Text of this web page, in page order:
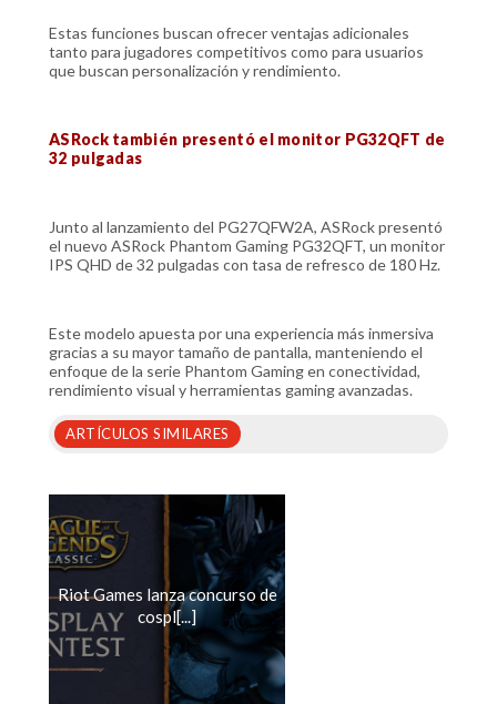
Estas funciones buscan ofrecer ventajas adicionales
tanto para jugadores competitivos como para usuarios
que buscan personalización y rendimiento.
ASRock también presentó el monitor PG32QFT de
32 pulgadas
Junto al lanzamiento del PG27QFW2A, ASRock presentó
el nuevo ASRock Phantom Gaming PG32QFT, un monitor
IPS QHD de 32 pulgadas con tasa de refresco de 180 Hz.
Este modelo apuesta por una experiencia más inmersiva
gracias a su mayor tamaño de pantalla, manteniendo el
enfoque de la serie Phantom Gaming en conectividad,
rendimiento visual y herramientas gaming avanzadas.
ARTÍCULOS SIMILARES
Riot Games lanza concurso de
cospl[...]